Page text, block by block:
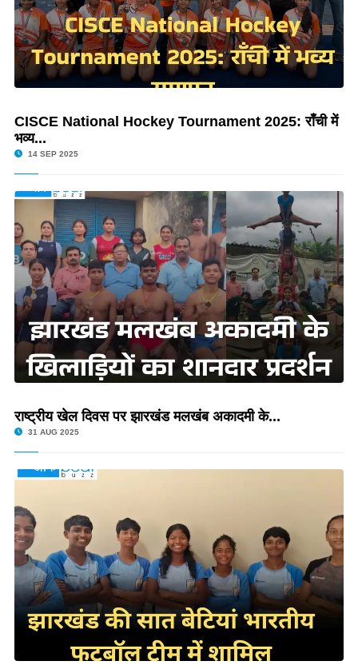
CISCE National Hockey Tournament 2025: राँची में
भव्य...
14 SEP 2025
राष्ट्रीय खेल दिवस पर झारखंड मलखंब अकादमी के...
31 AUG 2025